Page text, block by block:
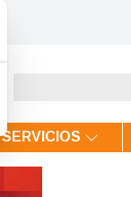
SERVICIOS